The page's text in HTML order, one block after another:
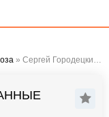
» Сергей Городецкий - Избранные произведения. Том 2